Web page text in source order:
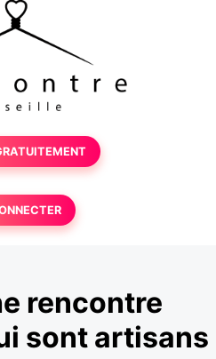
rencontre
sont artisans